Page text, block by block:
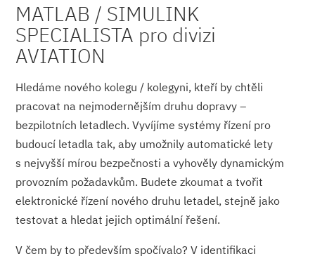
MATLAB / SIMULINK
SPECIALISTA pro divizi
AVIATION
Hledáme nového kolegu / kolegyni, kteří by chtěli
pracovat na nejmodernějším druhu dopravy –
bezpilotních letadlech. Vyvíjíme systémy řízení pro
budoucí letadla tak, aby umožnily automatické lety
s nejvyšší mírou bezpečnosti a vyhověly dynamickým
provozním požadavkům. Budete zkoumat a tvořit
elektronické řízení nového druhu letadel, stejně jako
testovat a hledat jejich optimální řešení.
V čem by to především spočívalo? V identifikaci